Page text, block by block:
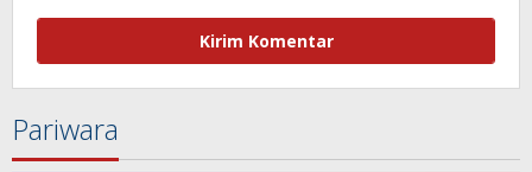
Pariwara